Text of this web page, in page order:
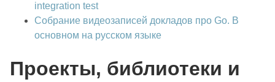
integration test
Собрание видеозаписей докладов про Go. В
основном на русском языке
Проекты, библиотеки и